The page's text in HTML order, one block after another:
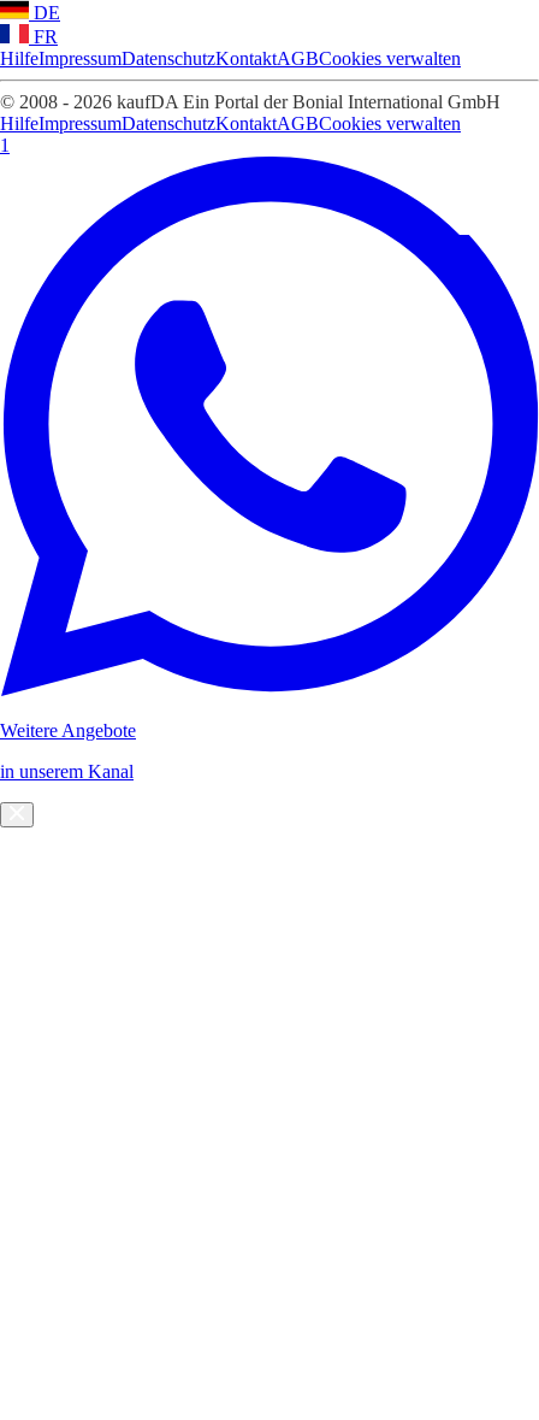
DE
FR
HilfeImpressumDatenschutzKontaktAGBCookies verwalten
© 2008 - 2026 kaufDA Ein Portal der Bonial International GmbH
HilfeImpressumDatenschutzKontaktAGBCookies verwalten
1
Weitere Angebote
in unserem Kanal